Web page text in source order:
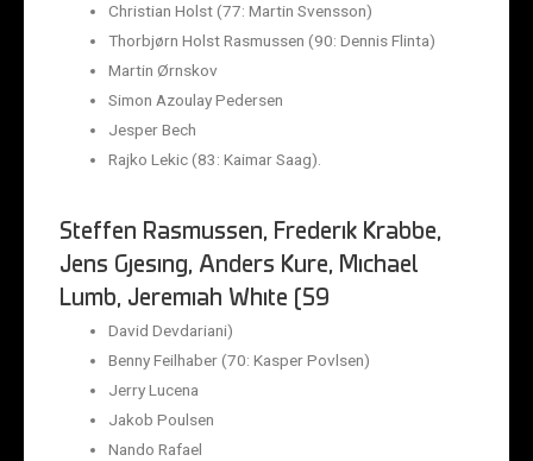
Christian Holst (77: Martin Svensson)
Thorbjørn Holst Rasmussen (90: Dennis Flinta)
Martin Ørnskov
Simon Azoulay Pedersen
Jesper Bech
Rajko Lekic (83: Kaimar Saag).
Steffen Rasmussen, Frederik Krabbe,
Jens Gjesing, Anders Kure, Michael
Lumb, Jeremiah White (59
David Devdariani)
Benny Feilhaber (70: Kasper Povlsen)
Jerry Lucena
Jakob Poulsen
Nando Rafael